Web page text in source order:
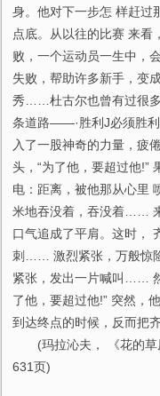
身。他对下一步怎 样赶过
点底。从以往的比赛 来看
败，一个运动员一生中，
失败，帮助许多新手，变
秀……杜古尔也曾有过很
条道路——·胜利J必须胜利
入了一股神奇的力量，疲
头，“为了他，要超过他!”
电：距离，被他那从心里
米地吞没着，吞没着……
口气追成了平肩。这时，
刺…… 激烈紧张，万般惊
紧张，发出一片喊叫……
了他，要超过他!” 突然
到达终点的时候，反而把
(玛拉沁夫， 《花的草
631页)